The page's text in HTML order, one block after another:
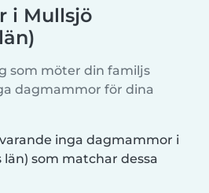
i Mullsjö
som möter din familjs
dagmammor för dina
inga dagmammor i
län) som matchar dessa